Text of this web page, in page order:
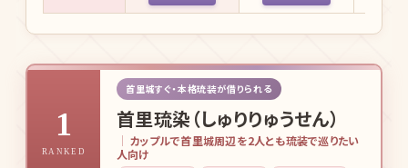
1
RANKED
首里城すぐ・本格琉装が借りられる
首里琉染（しゅりりゅうせん）
カップルで首里城周辺を2人とも琉装で巡りたい
人向け